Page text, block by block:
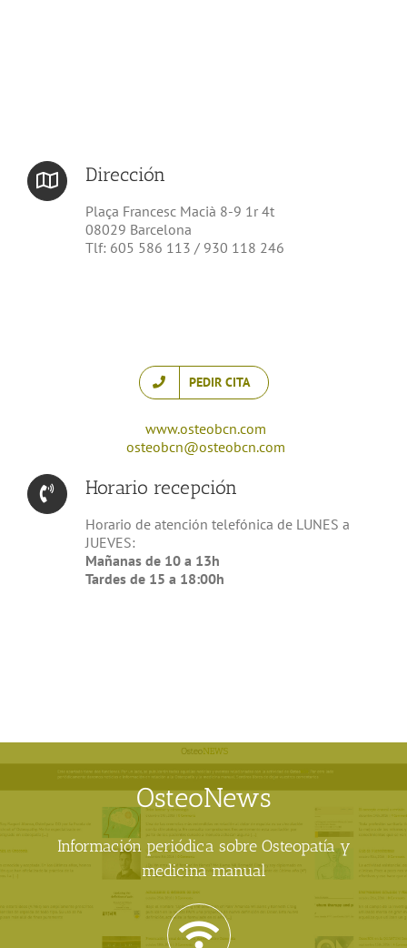
Dirección
Plaça Francesc Macià 8-9 1r 4t
08029 Barcelona
Tlf: 605 586 113 / 930 118 246
PEDIR CITA
www.osteobcn.com
osteobcn@osteobcn.com
Horario recepción
Horario de atención telefónica de LUNES a
JUEVES:
Mañanas de 10 a 13h
Tardes de 15 a 18:00h
OsteoNews
Información periódica sobre Osteopatía y
medicina manual